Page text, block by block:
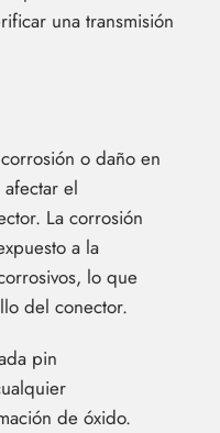
una transmisión
o daño en
el
La corrosión
a la
lo que
del conector.
pin
de óxido.